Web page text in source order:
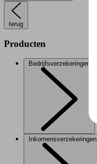
terug
Producten
Bedrijfsverzekeringen
Inkomensverzekeringen